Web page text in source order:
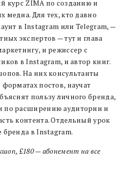
курс ZIMA по созданию и
Для тех, кто давно
в Instagram или Telegram, —
экспертов — тут и глава
и режиссер с
в Instagram, и автор книг.
На них консультанты
постов, научат
пользу личного бренда,
по расширению аудитории и
контента. Отдельный урок
бренда в Instagram.
£180 — абонемент на все